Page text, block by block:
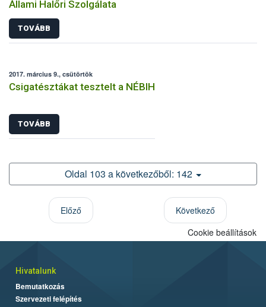
Állami Halőri Szolgálata
TOVÁBB
2017. március 9., csütörtök
Csigatésztákat tesztelt a NÉBIH
TOVÁBB
Oldal 103 a következőből: 142
Előző
Következő
Cookie beállítások
Hivatalunk
Bemutatkozás
Szervezeti felépítés